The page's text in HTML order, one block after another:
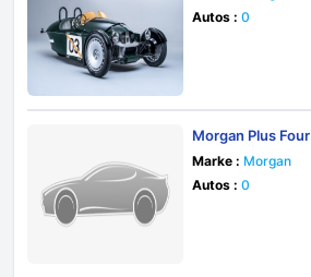
Autos : 0
Morgan Plus Four
Marke : Morgan
Autos : 0